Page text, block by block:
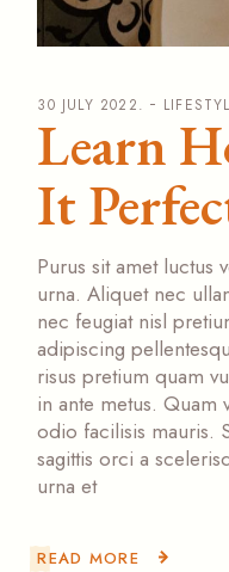
30 JULY 2022.
Learn
It
Purus sit amet luctus
urna. Aliquet nec
nec feugiat nisl
adipiscing
risus pretium quam
in ante metus. Quam
odio facilisis mauris.
sagittis orci a
urna et
READ MORE